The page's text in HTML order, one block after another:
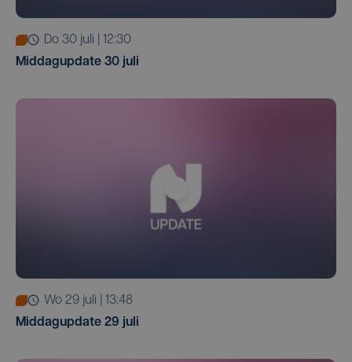
do 30 juli | 12:30
Middagupdate 30 juli
wo 29 juli | 13:48
Middagupdate 29 juli